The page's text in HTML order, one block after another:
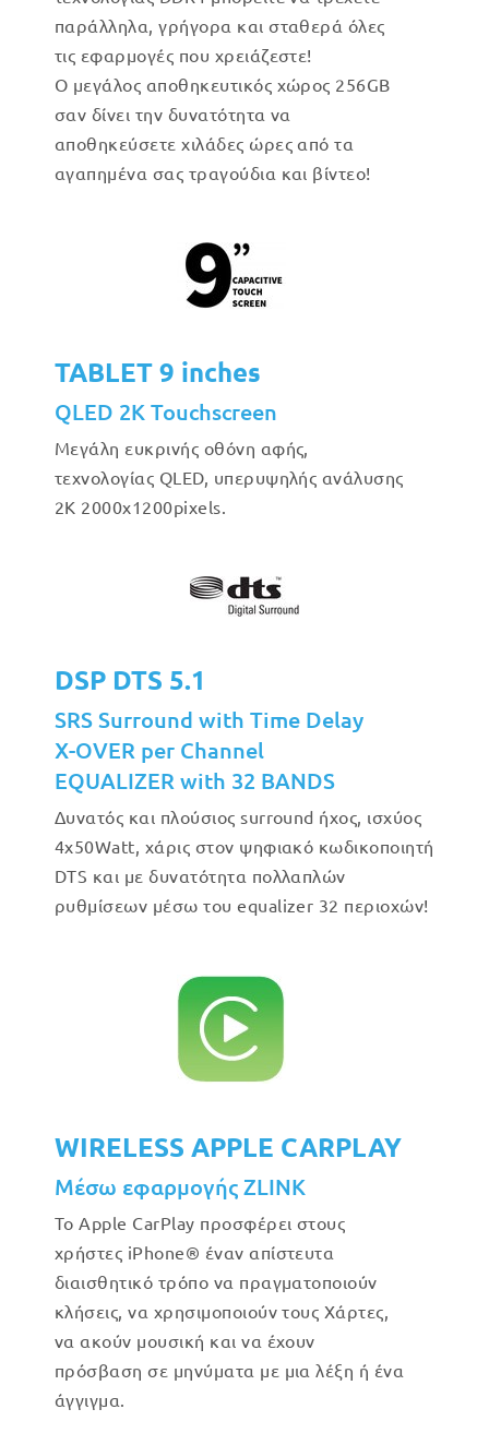
παράλληλα, γρήγορα και σταθερά όλες
τις εφαρμογές που χρειάζεστε!
Ο μεγάλος αποθηκευτικός χώρος 256GB
σαν δίνει την δυνατότητα να
αποθηκεύσετε χιλάδες ώρες από τα
αγαπημένα σας τραγούδια και βίντεο!
TABLET 9 inches
QLED 2K Touchscreen
Μεγάλη ευκρινής οθόνη αφής,
τεχνολογίας QLED, υπερυψηλής ανάλυσης
2Κ 2000x1200pixels.
DSP DTS 5.1
SRS Surround with Time Delay
X-OVER per Channel
EQUALIZER with 32 BANDS
Δυνατός και πλούσιος surround ήχος, ισχύος
4x50Watt, χάρις στον ψηφιακό κωδικοποιητή
DTS και με δυνατότητα πολλαπλών
ρυθμίσεων μέσω του equalizer 32 περιοχών!
WIRELESS APPLE CARPLAY
Μέσω εφαρμογής ZLINK
Το Apple CarPlay προσφέρει στους
χρήστες iPhone® έναν απίστευτα
διαισθητικό τρόπο να πραγματοποιούν
κλήσεις, να χρησιμοποιούν τους Χάρτες,
να ακούν μουσική και να έχουν
πρόσβαση σε μηνύματα με μια λέξη ή ένα
άγγιγμα.